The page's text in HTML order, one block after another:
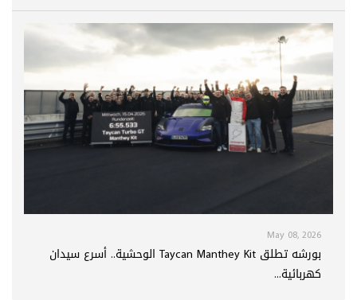
May 08, 2026
بورشه تطلق Taycan Manthey Kit الوحشية.. أسرع سيدان
كهربائية...